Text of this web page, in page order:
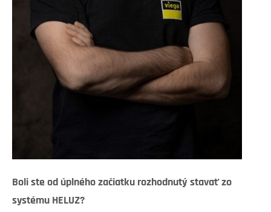
Boli ste od úplného začiatku rozhodnutý stavať zo
systému HELUZ?